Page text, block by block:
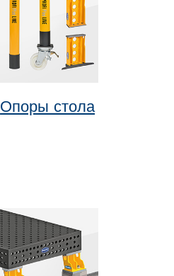
Опоры стола